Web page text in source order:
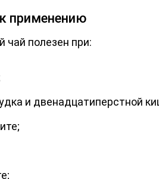
применению
чай полезен при:
и двенадцатиперстной